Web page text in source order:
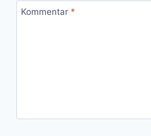
Kommentar *